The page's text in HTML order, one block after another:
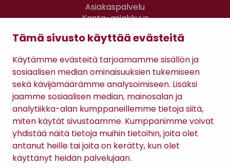
Tämä sivusto käyttää evästeitä
Käytämme evästeitä tarjoamamme sisällön ja
sosiaalisen median ominaisuuksien tukemiseen
sekä kävijämäärämme analysoimiseen. Lisäksi
jaamme sosiaalisen median, mainosalan ja
analytiikka-alan kumppaneillemme tietoja siitä,
miten käytät sivustoamme. Kumppanimme voivat
yhdistää näitä tietoja muihin tietoihin, joita olet
antanut heille tai joita on kerätty, kun olet
käyttänyt heidän palvelujaan.
Asiakaspalvelu
Kanta-asiakkuus
Gomee Ratsula Café
Sopimusehdot
Tietosuojaseloste
Maksutavat